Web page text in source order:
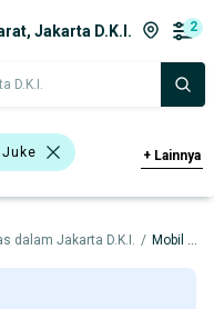
Jakarta D.K.I. 2
D.K.I.
Tahun
+ Lainnya
dalam Jakarta D.K.I. / Mobil Bekas dalam Jakarta Barat